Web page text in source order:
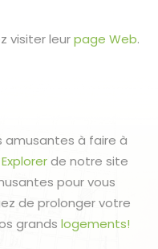
visiter leurpage Web.
amusantes à faire à
de notre site
pour vous
de prolonger votre
grands logements!